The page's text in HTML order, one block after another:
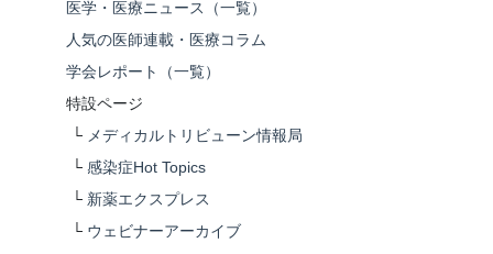
医学・医療ニュース（一覧）
人気の医師連載・医療コラム
学会レポート（一覧）
特設ページ
└ メディカルトリビューン情報局
└ 感染症Hot Topics
└ 新薬エクスプレス
└ ウェビナーアーカイブ